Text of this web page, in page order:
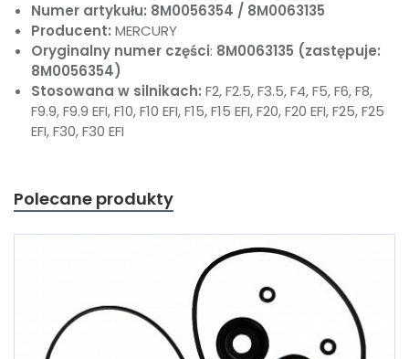
Numer artykułu: 8M0056354 / 8M0063135
Producent: MERCURY
Oryginalny numer części: 8M0063135 (zastępuje:
8M0056354)
Stosowana w silnikach: F2, F2.5, F3.5, F4, F5, F6, F8,
F9.9, F9.9 EFI, F10, F10 EFI, F15, F15 EFI, F20, F20 EFI, F25, F25
EFI, F30, F30 EFI
Polecane produkty